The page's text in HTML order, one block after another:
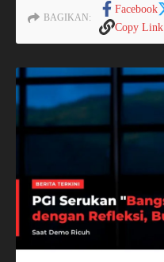
BAGIKAN:
Facebook
Copy Link